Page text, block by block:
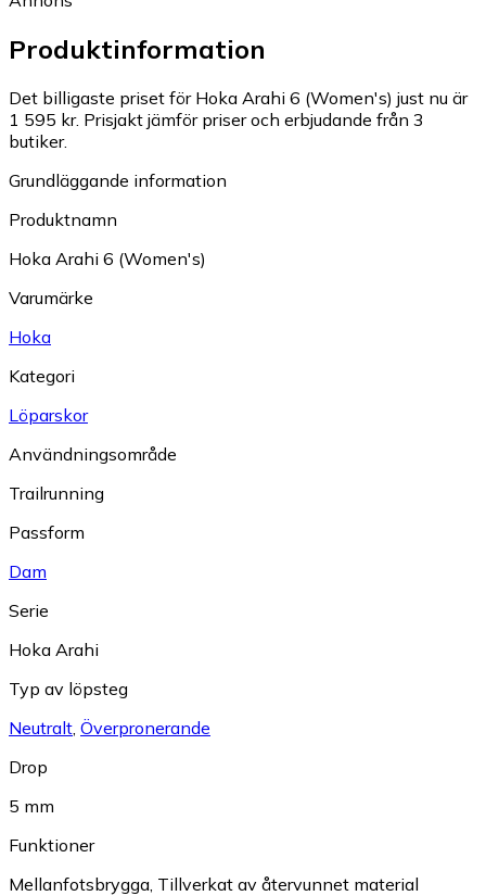
Produktinformation
Det billigaste priset för Hoka Arahi 6 (Women's) just nu är
1 595 kr. Prisjakt jämför priser och erbjudande från 3
butiker.
Grundläggande information
Produktnamn
Hoka Arahi 6 (Women's)
Varumärke
Hoka
Kategori
Löparskor
Användningsområde
Trailrunning
Passform
Dam
Serie
Hoka Arahi
Typ av löpsteg
Neutralt, Överpronerande
Drop
5 mm
Funktioner
Mellanfotsbrygga, Tillverkat av återvunnet material